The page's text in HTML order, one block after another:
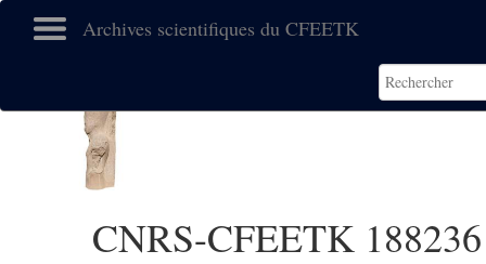
Archives scientifiques du CFEETK
CNRS-CFEETK 188236